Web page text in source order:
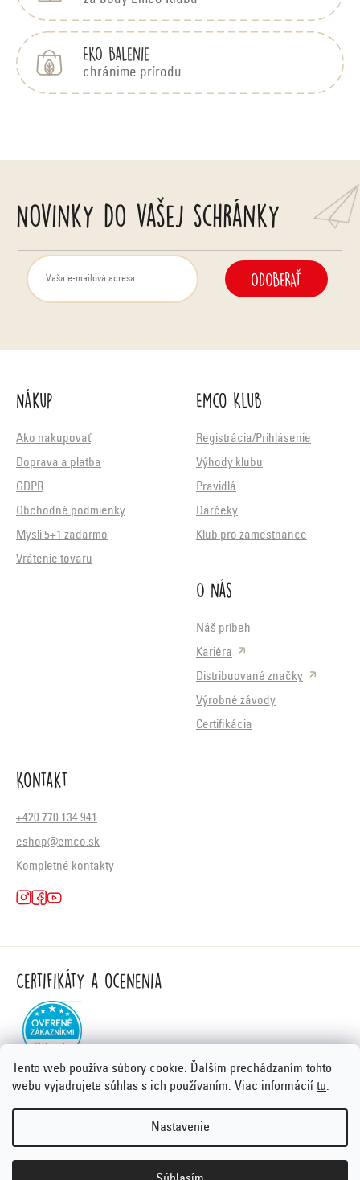
Tento web používa súbory cookie. Ďalším prechádzaním tohto
webu vyjadrujete súhlas s ich používaním. Viac informácií tu.
Nastavenie
r
k
ý
i
s
EKO balenie
chránime prírodu
Novinky do vašej schránky
ODOBERAŤ
Nákup
Ako nakupovať
Doprava a platba
GDPR
Obchodné podmienky
Mysli 5+1 zadarmo
Vrátenie tovaru
Emco Klub
Registrácia/Prihlásenie
Výhody klubu
Pravidlá
Darčeky
Klub pro zamestnance
O nás
Náš príbeh
Kariéra
Distribuované značky
Výrobné závody
Certifikácia
Kontakt
+420 770 134 941
eshop@emco.sk
Kompletné kontakty
Certifikáty a ocenenia
Copyright 2026Emco.sk. Všetky práva vyhradené.